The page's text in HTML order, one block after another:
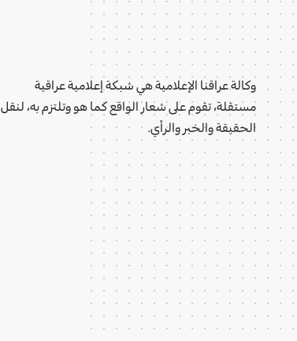
وكالة عراقنا الإعلامية هي شبكة إعلامية عراقية
مستقلة، تقوم على شعار الواقع كما هو وتلتزم به، لنقل
الحقيقة والخبر والرأي.